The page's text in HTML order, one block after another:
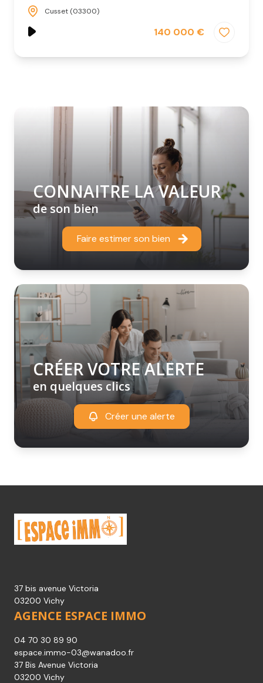
Cusset (03300)
140 000 €
CONNAITRE LA VALEUR
de son bien
Faire estimer son bien
CRÉER VOTRE ALERTE
en quelques clics
Créer une alerte
37 bis avenue Victoria
03200 Vichy
AGENCE ESPACE IMMO
04 70 30 89 90
espace.immo-03@wanadoo.fr
37 Bis Avenue Victoria
03200 Vichy